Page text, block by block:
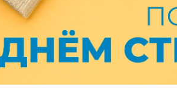
Горячие объекты
Глоссарий